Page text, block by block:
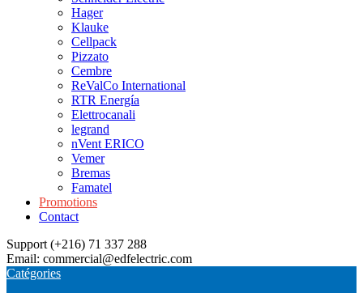
Hager
Klauke
Cellpack
Pizzato
Cembre
ReValCo International
RTR Energía
Elettrocanali
legrand
nVent ERICO
Vemer
Bremas
Famatel
Promotions
Contact
Support (+216) 71 337 288
Email: commercial@edfelectric.com
Catégories